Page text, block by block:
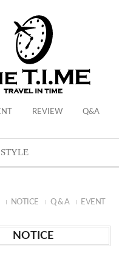
REVIEW Q&A
NOTICE Q & A EVENT
NOTICE